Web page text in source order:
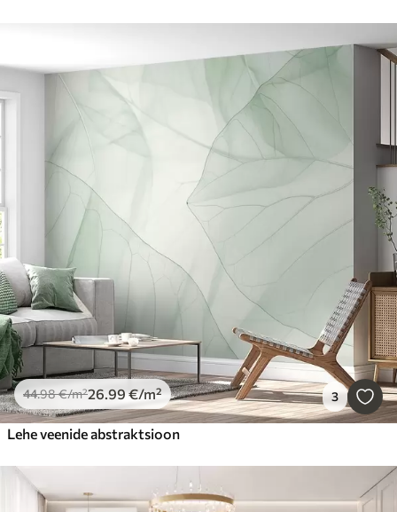
44.98€/m²26.99€/m² 3
Lehe veenide abstraktsioon